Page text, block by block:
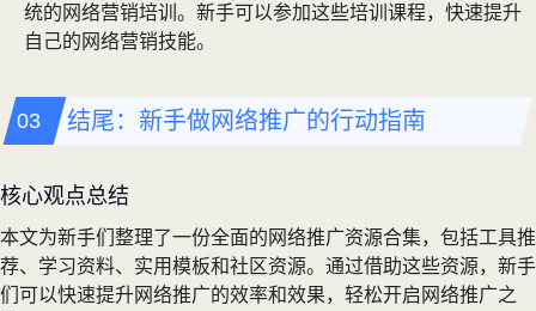
统的网络营销培训。新手可以参加这些培训课程，快速提升
自己的网络营销技能。
结尾：新手做网络推广的行动指南
核心观点总结
本文为新手们整理了一份全面的网络推广资源合集，包括工具推
荐、学习资料、实用模板和社区资源。通过借助这些资源，新手
们可以快速提升网络推广的效率和效果，轻松开启网络推广之